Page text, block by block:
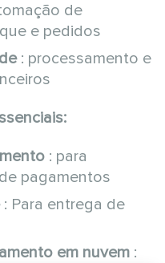
de
e pedidos
: processamento e
: para
pagamentos
: Para entrega de
em nuvem :